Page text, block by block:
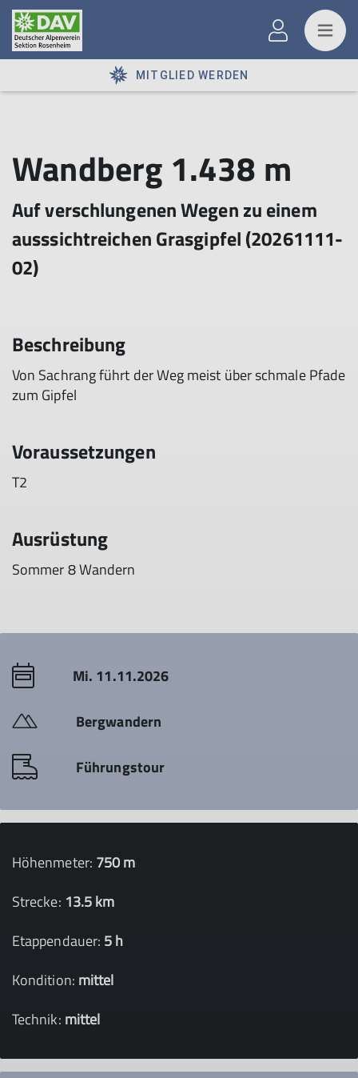
MITGLIED WERDEN
Wandberg 1.438 m
Auf verschlungenen Wegen zu einem
ausssichtreichen Grasgipfel (20261111-
02)
Beschreibung
Von Sachrang führt der Weg meist über schmale Pfade
zum Gipfel
Voraussetzungen
T2
Ausrüstung
Sommer 8 Wandern
Mi. 11.11.2026
Bergwandern
Führungstour
Höhenmeter: 750 m
Strecke: 13.5 km
Etappendauer: 5 h
Kondition: mittel
Technik: mittel